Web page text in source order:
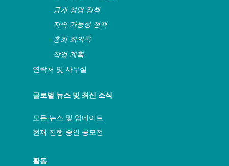
공개 성명 정책
지속 가능성 정책
총회 회의록
작업 계획
연락처 및 사무실
글로벌 뉴스 및 최신 소식
모든 뉴스 및 업데이트
현재 진행 중인 공모전
활동